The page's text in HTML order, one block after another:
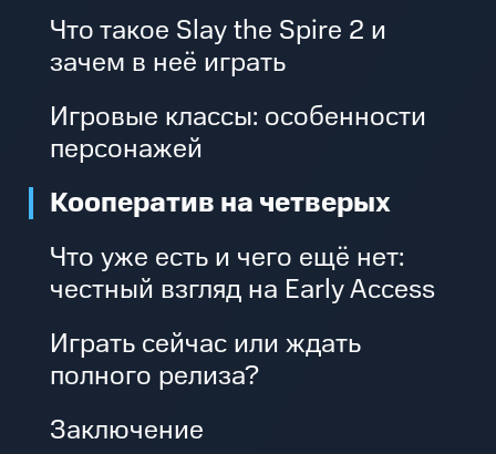
Что такое Slay the Spire 2 и
зачем в неё играть
Игровые классы: особенности
персонажей
Кооператив на четверых
Что уже есть и чего ещё нет:
честный взгляд на Early Access
Играть сейчас или ждать
полного релиза?
Заключение